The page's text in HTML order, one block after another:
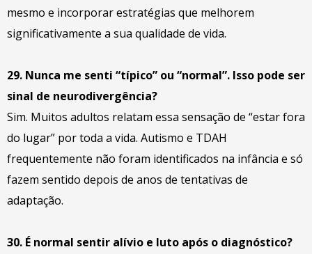
mesmo e incorporar estratégias que melhorem
significativamente a sua qualidade de vida.
29. Nunca me senti “típico” ou “normal”. Isso pode ser
sinal de neurodivergência?
Sim. Muitos adultos relatam essa sensação de “estar fora
do lugar” por toda a vida. Autismo e TDAH
frequentemente não foram identificados na infância e só
fazem sentido depois de anos de tentativas de
adaptação.
30. É normal sentir alívio e luto após o diagnóstico?